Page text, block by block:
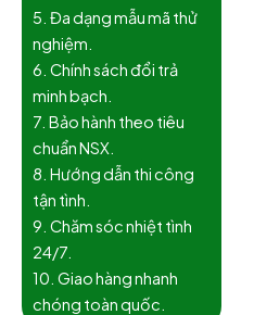
5. Đa dạng mẫu mã thử
nghiệm.
6. Chính sách đổi trả
minh bạch.
7. Bảo hành theo tiêu
chuẩn NSX.
8. Hướng dẫn thi công
tận tình.
9. Chăm sóc nhiệt tình
24/7.
10. Giao hàng nhanh
chóng toàn quốc.